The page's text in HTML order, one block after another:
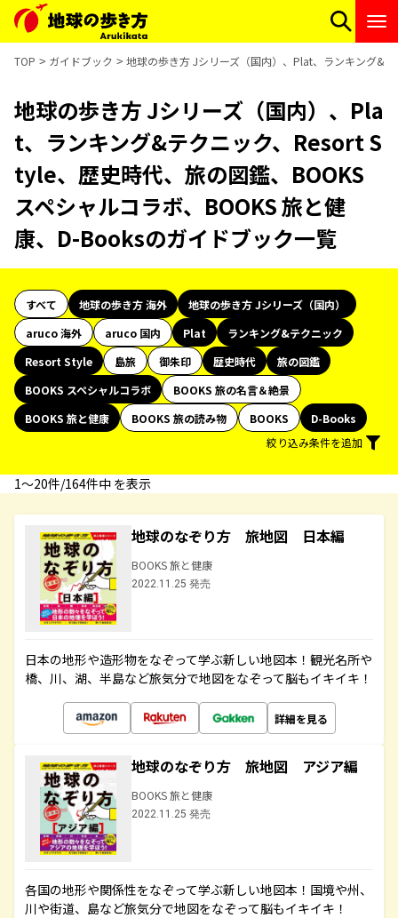
TOP ガイドブック 地球の歩き方 Jシリーズ（国内）、Plat、ランキング&
地球の歩き方 Jシリーズ（国内）、Pla
t、ランキング&テクニック、Resort S
tyle、歴史時代、旅の図鑑、BOOKS
スペシャルコラボ、BOOKS 旅と健
康、D-Booksのガイドブック一覧
すべて 地球の歩き方 海外
地球の歩き方 Jシリーズ（国内）
aruco 海外
aruco 国内 Plat
ランキング&テクニック
Resort Style
島旅 御朱印 歴史時代
旅の図鑑
BOOKS スペシャルコラボ
BOOKS 旅の名言＆絶景
BOOKS 旅と健康
BOOKS 旅の読み物 BOOKS
D-Books
絞り込み条件を追加
1〜20件/164件中 を表示
地球のなぞり方 旅地図 日本編
BOOKS 旅と健康
2022.11.25 発売
日本の地形や造形物をなぞって学ぶ新しい地図本！観光名所や
橋、川、湖、半島など旅気分で地図をなぞって脳もイキイキ！
詳細を見る
地球のなぞり方 旅地図 アジア編
BOOKS 旅と健康
2022.11.25 発売
各国の地形や関係性をなぞって学ぶ新しい地図本！国境や州、
川や街道、島など旅気分で地図をなぞって脳もイキイキ！